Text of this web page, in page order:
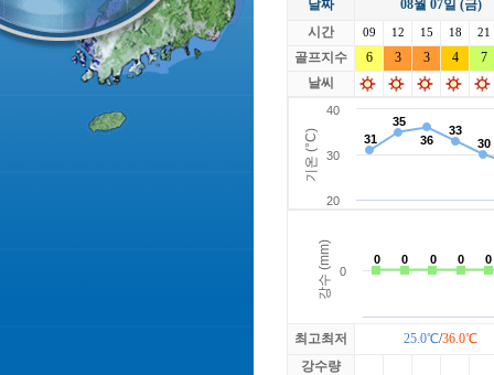
라싸
락가든
로제비앙
루트52
마에스트로
마이다스
베뉴지
베르힐영종
블랙스톤GC이천
빅토리아
날짜
08월 07일 (금)
시간
09 12 15 18 21
골프지수 6 3 3 4
7
날씨
최고최저 25.0℃/36.0℃
강수량